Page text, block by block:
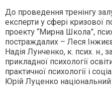
До проведення тренінгу
експерти у сфері кризової
проекту “Мирна Школа”,
постраждалих – Леся
Надія Лунченко, к. псих. н.,
прикладної психології
практичної психології і
Юрій Луценко